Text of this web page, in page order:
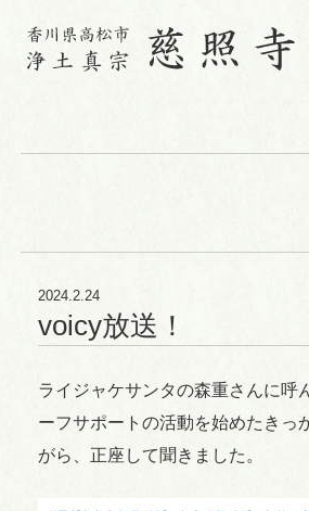
2024.2.24
voicy放送！
ライジャケサンタの森重さんに呼
ーフサポートの活動を始めたき
がら、正座して聞きました。